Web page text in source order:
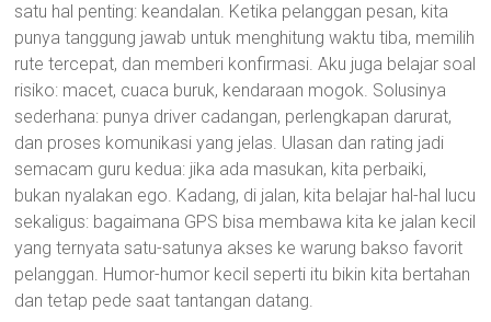
satu hal penting: keandalan. Ketika pelanggan pesan, kita
punya tanggung jawab untuk menghitung waktu tiba, memilih
rute tercepat, dan memberi konfirmasi. Aku juga belajar soal
risiko: macet, cuaca buruk, kendaraan mogok. Solusinya
sederhana: punya driver cadangan, perlengkapan darurat,
dan proses komunikasi yang jelas. Ulasan dan rating jadi
semacam guru kedua: jika ada masukan, kita perbaiki,
bukan nyalakan ego. Kadang, di jalan, kita belajar hal-hal lucu
sekaligus: bagaimana GPS bisa membawa kita ke jalan kecil
yang ternyata satu-satunya akses ke warung bakso favorit
pelanggan. Humor-humor kecil seperti itu bikin kita bertahan
dan tetap pede saat tantangan datang.